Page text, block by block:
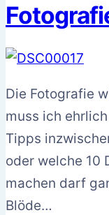
Die Fotografie
muss ich
Tipps
oder welche 10
machen darf
Blöde…